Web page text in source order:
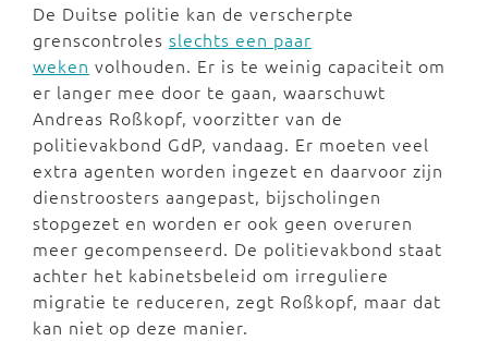
De Duitse politie kan de verscherpte
grenscontroles slechts een paar
weken volhouden. Er is te weinig capaciteit om
er langer mee door te gaan, waarschuwt
Andreas Roßkopf, voorzitter van de
politievakbond GdP, vandaag. Er moeten veel
extra agenten worden ingezet en daarvoor zijn
dienstroosters aangepast, bijscholingen
stopgezet en worden er ook geen overuren
meer gecompenseerd. De politievakbond staat
achter het kabinetsbeleid om irreguliere
migratie te reduceren, zegt Roßkopf, maar dat
kan niet op deze manier.